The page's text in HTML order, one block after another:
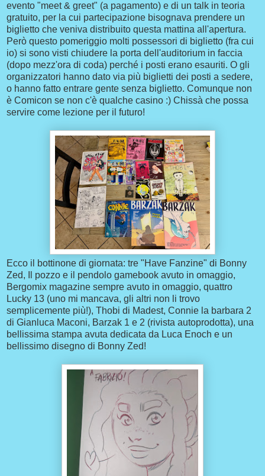
evento "meet & greet" (a pagamento) e di un talk in teoria
gratuito, per la cui partecipazione bisognava prendere un
biglietto che veniva distribuito questa mattina all'apertura.
Però questo pomeriggio molti possessori di biglietto (fra cui
io) si sono visti chiudere la porta dell'auditorium in faccia
(dopo mezz'ora di coda) perché i posti erano esauriti. O gli
organizzatori hanno dato via più biglietti dei posti a sedere,
o hanno fatto entrare gente senza biglietto. Comunque non
è Comicon se non c'è qualche casino :) Chissà che possa
servire come lezione per il futuro!
Ecco il bottinone di giornata: tre "Have Fanzine" di Bonny
Zed, Il pozzo e il pendolo gamebook avuto in omaggio,
Bergomix magazine sempre avuto in omaggio, quattro
Lucky 13 (uno mi mancava, gli altri non li trovo
semplicemente più!), Thobi di Madest, Connie la barbara 2
di Gianluca Maconi, Barzak 1 e 2 (rivista autoprodotta), una
bellissima stampa avuta dedicata da Luca Enoch e un
bellissimo disegno di Bonny Zed!